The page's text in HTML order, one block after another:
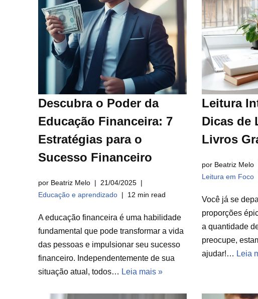
Descubra o Poder da
Educação Financeira: 7
Estratégias para o
Sucesso Financeiro
por Beatriz Melo
21/04/2025
Educação e aprendizado
12 min read
A educação financeira é uma habilidade
fundamental que pode transformar a vida
das pessoas e impulsionar seu sucesso
financeiro. Independentemente de sua
situação atual, todos… Leia mais »
Leitura
Dicas de
Livros
por Beatriz Melo
Leitura em Foco
Você já se
proporções
a quantidade
preocupe,
ajudar!… Leia